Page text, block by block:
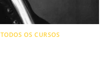
TODOS OS CURSOS